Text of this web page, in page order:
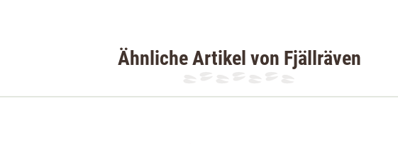
Ähnliche Artikel von Fjällräven